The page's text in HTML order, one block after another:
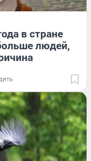
в стране
людей,